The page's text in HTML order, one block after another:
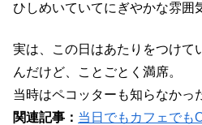
ひしめいていてにぎやかな雰囲
実は、この日はあたりをつけて
んだけど、ことごとく満席。
当時はペコッターも知らなかっ
関連記事： 当日でもカフェでも